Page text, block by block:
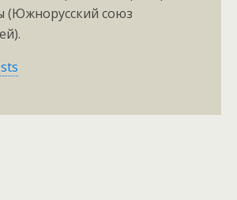
(Южнорусский союз